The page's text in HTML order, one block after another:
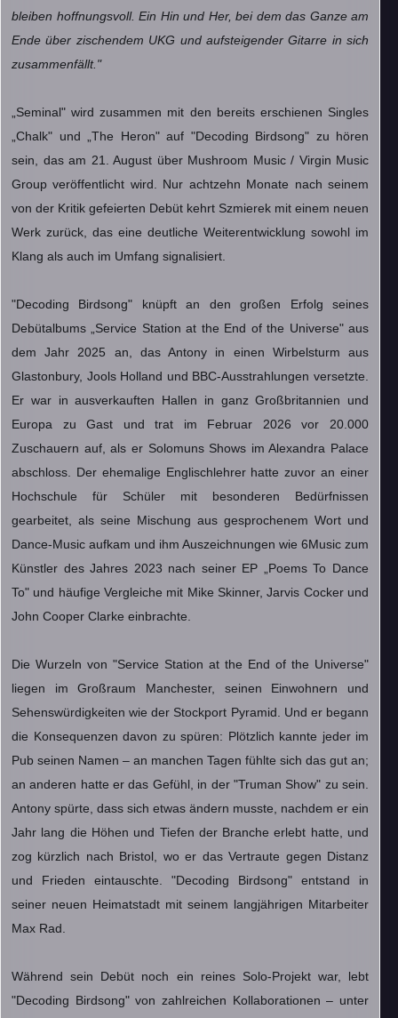
bleiben hoffnungsvoll. Ein Hin und Her, bei dem das Ganze am
Ende über zischendem UKG und aufsteigender Gitarre in sich
zusammenfällt."
„Seminal" wird zusammen mit den bereits erschienen Singles
„Chalk" und „The Heron" auf "Decoding Birdsong" zu hören
sein, das am 21. August über Mushroom Music / Virgin Music
Group veröffentlicht wird. Nur achtzehn Monate nach seinem
von der Kritik gefeierten Debüt kehrt Szmierek mit einem neuen
Werk zurück, das eine deutliche Weiterentwicklung sowohl im
Klang als auch im Umfang signalisiert.
"Decoding Birdsong" knüpft an den großen Erfolg seines
Debütalbums „Service Station at the End of the Universe" aus
dem Jahr 2025 an, das Antony in einen Wirbelsturm aus
Glastonbury, Jools Holland und BBC-Ausstrahlungen versetzte.
Er war in ausverkauften Hallen in ganz Großbritannien und
Europa zu Gast und trat im Februar 2026 vor 20.000
Zuschauern auf, als er Solomuns Shows im Alexandra Palace
abschloss. Der ehemalige Englischlehrer hatte zuvor an einer
Hochschule für Schüler mit besonderen Bedürfnissen
gearbeitet, als seine Mischung aus gesprochenem Wort und
Dance-Music aufkam und ihm Auszeichnungen wie 6Music zum
Künstler des Jahres 2023 nach seiner EP „Poems To Dance
To" und häufige Vergleiche mit Mike Skinner, Jarvis Cocker und
John Cooper Clarke einbrachte.
Die Wurzeln von "Service Station at the End of the Universe"
liegen im Großraum Manchester, seinen Einwohnern und
Sehenswürdigkeiten wie der Stockport Pyramid. Und er begann
die Konsequenzen davon zu spüren: Plötzlich kannte jeder im
Pub seinen Namen – an manchen Tagen fühlte sich das gut an;
an anderen hatte er das Gefühl, in der "Truman Show" zu sein.
Antony spürte, dass sich etwas ändern musste, nachdem er ein
Jahr lang die Höhen und Tiefen der Branche erlebt hatte, und
zog kürzlich nach Bristol, wo er das Vertraute gegen Distanz
und Frieden eintauschte. "Decoding Birdsong" entstand in
seiner neuen Heimatstadt mit seinem langjährigen Mitarbeiter
Max Rad.
Während sein Debüt noch ein reines Solo-Projekt war, lebt
"Decoding Birdsong" von zahlreichen Kollaborationen – unter